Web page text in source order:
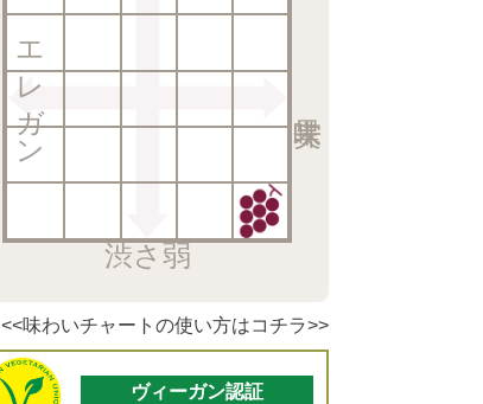
渋さ弱
エ
レ
ガ
ン
<<味わいチャートの使い方はコチラ>>
ヴィーガン認証